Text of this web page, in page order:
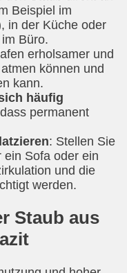
Beispiel im
in der Küche oder
Büro.
erholsamer und
können und
kann.
häufig
permanent
: Stellen Sie
Sofa oder ein
und die
werden.
Staub aus